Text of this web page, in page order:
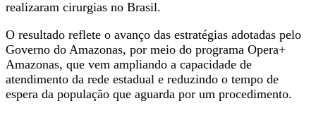
realizaram cirurgias no Brasil.
O resultado reflete o avanço das estratégias adotadas pelo
Governo do Amazonas, por meio do programa Opera+
Amazonas, que vem ampliando a capacidade de
atendimento da rede estadual e reduzindo o tempo de
espera da população que aguarda por um procedimento.